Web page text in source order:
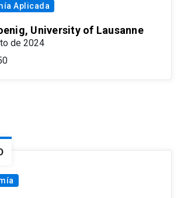
Aplicada
University of Lausanne
de 2024